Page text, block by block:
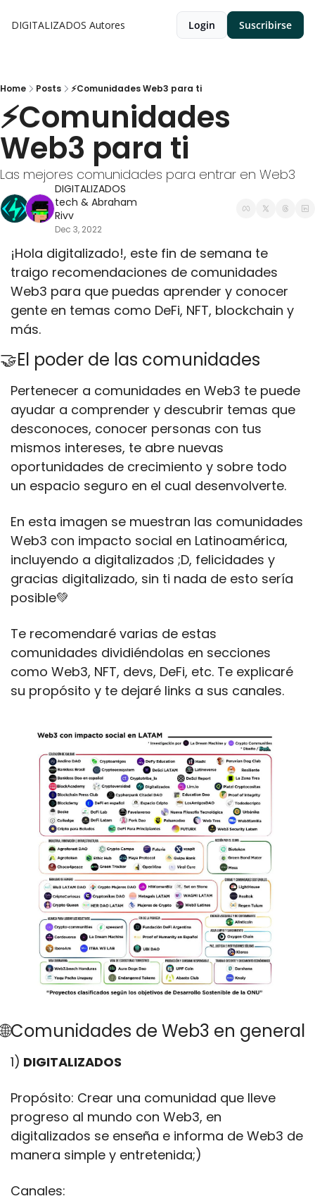
DIGITALIZADOS Autores Login Suscribirse
Home Posts ⚡Comunidades Web3 para ti
⚡Comunidades
Web3 para ti
Las mejores comunidades para entrar en Web3
DIGITALIZADOS
tech & Abraham
Rivv
Dec 3, 2022
¡Hola digitalizado!, este fin de semana te
traigo recomendaciones de comunidades
Web3 para que puedas aprender y conocer
gente en temas como DeFi, NFT, blockchain y
más.
🤝El poder de las comunidades
Pertenecer a comunidades en Web3 te puede
ayudar a comprender y descubrir temas que
desconoces, conocer personas con tus
mismos intereses, te abre nuevas
oportunidades de crecimiento y sobre todo
un espacio seguro en el cual desenvolverte.
En esta imagen se muestran las comunidades
Web3 con impacto social en Latinoamérica,
incluyendo a digitalizados ;D, felicidades y
gracias digitalizado, sin ti nada de esto sería
posible💚
Te recomendaré varias de estas
comunidades dividiéndolas en secciones
como Web3, NFT, devs, DeFi, etc. Te explicaré
su propósito y te dejaré links a sus canales.
🌐Comunidades de Web3 en general
1) DIGITALIZADOS
Propósito: Crear una comunidad que lleve
progreso al mundo con Web3, en
digitalizados se enseña e informa de Web3 de
manera simple y entretenida;)
Canales: